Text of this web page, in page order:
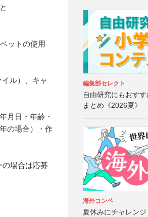
ットの使用
ル）、キャ
月日・年齢・
の場合）・作
場合は応募
編集部セレクト
自由研究にもおす
まとめ《2026夏》
海外コンペ
夏休みにチャレン